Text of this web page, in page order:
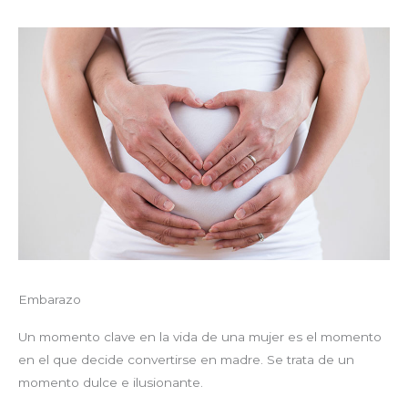
Embarazo
Un momento clave en la vida de una mujer es el momento
en el que decide convertirse en madre. Se trata de un
momento dulce e ilusionante.